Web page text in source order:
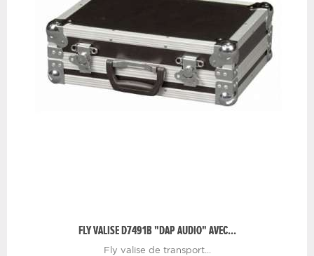
FLY VALISE D7491B "DAP AUDIO" AVEC...
Fly valise de transport...